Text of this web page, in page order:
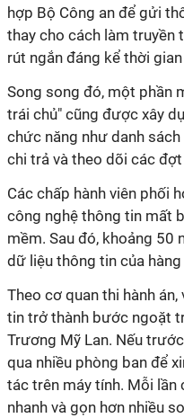
hợp Bộ Công an để gửi
thay cho cách làm truyền
rút ngắn đáng kể thời
Song song đó, một phần
trái chủ" cũng được xây
chức năng như danh
chi trả và theo dõi các
Các chấp hành viên phối
công nghệ thông tin mất
mềm. Sau đó, khoảng 50
dữ liệu thông tin của
Theo cơ quan thi hành
tin trở thành bước ngoặt
Trương Mỹ Lan. Nếu
qua nhiều phòng ban để
tác trên máy tính. Mỗi lần
nhanh và gọn hơn nhiều